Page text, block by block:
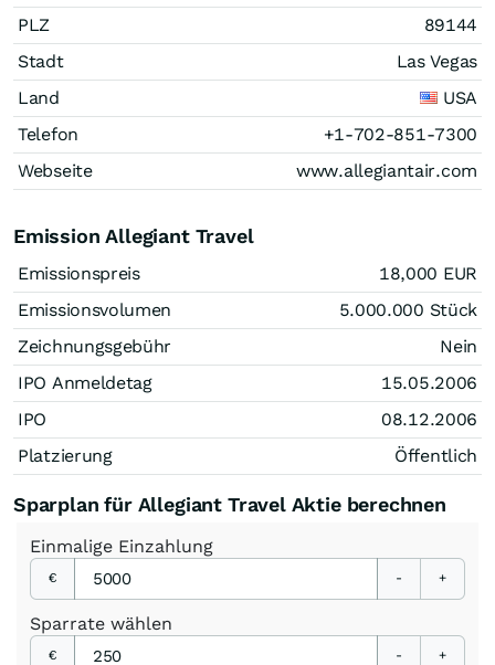
PLZ
89144
Stadt
Las Vegas
Land
USA
Telefon
+1-702-851-7300
Webseite
www.allegiantair.com
Emission Allegiant Travel
Emissionspreis 18,000 EUR
Emissionsvolumen
5.000.000 Stück
Zeichnungsgebühr
Nein
IPO Anmeldetag
15.05.2006
IPO
08.12.2006
Platzierung
Öffentlich
Sparplan für Allegiant Travel Aktie berechnen
Einmalige Einzahlung
€ - +
Sparrate wählen
€ - +